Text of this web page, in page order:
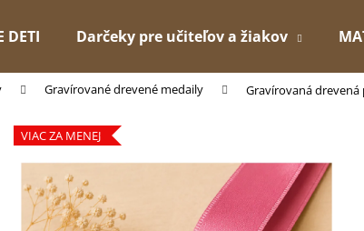
DETI Darčeky pre učiteľov a žiakov
Gravírované drevené medaily Gravírovaná
VIAC ZA MENEJ
Čo potrebujete nájsť?
HĽADAŤ